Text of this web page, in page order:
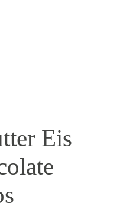
Eis